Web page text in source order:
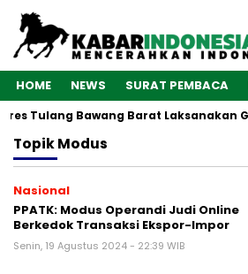
HOME NEWS SURAT PEMBACA
Tulang Bawang Barat Laksanakan
TopikModus
Nasional
PPATK: Modus Operandi Judi Online
Berkedok Transaksi Ekspor-Impor
Senin, 19 Agustus 2024 - 22:39 WIB